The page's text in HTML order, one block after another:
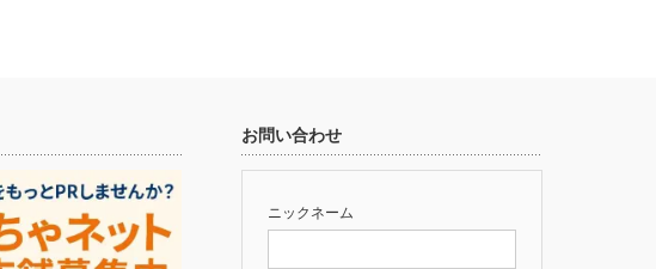
お問い合わせ
ニックネーム